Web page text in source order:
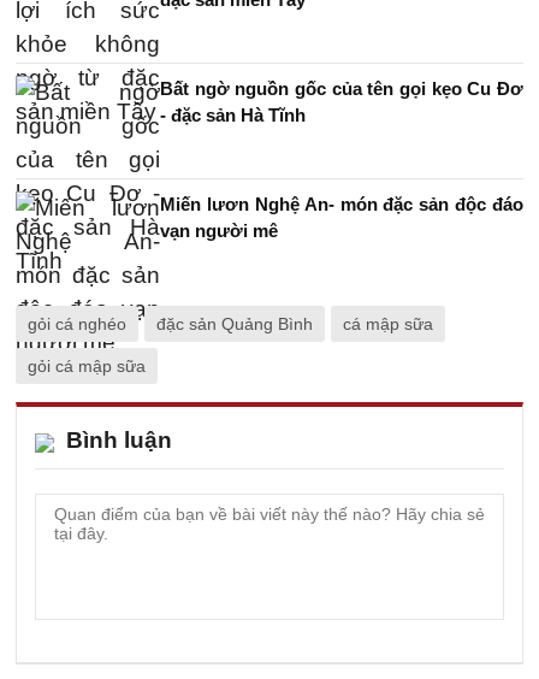
Bất ngờ nguồn gốc của tên gọi kẹo Cu Đơ
- đặc sản Hà Tĩnh
Miến lươn Nghệ An- món đặc sản độc đáo
vạn người mê
gỏi cá nghéo đặc sản Quảng Bình cá mập sữa
gỏi cá mập sữa
Bình luận